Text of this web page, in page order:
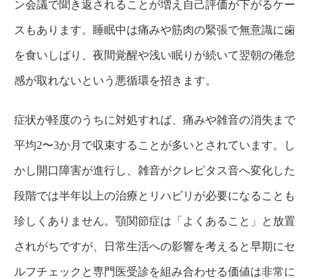
ン会議で聞き返されることが増え自己評価が下がるケー
スもあります。睡眠中は痛みや筋肉の緊張で無意識に歯
を食いしばり、夜間覚醒や浅い眠りが続いて翌朝の倦怠
感が取れないという悪循環を招きます。
症状が軽度のうちに対処すれば、痛みや雑音の消失まで
平均2〜3か月で収束することが多いとされています。し
かし開口障害が進行し、雑音がクレピタス音へ変化した
段階では半年以上の治療とリハビリが必要になることも
珍しくありません。顎関節症は「よくあること」と放置
されがちですが、日常生活への影響を考えると早期にセ
ルフチェックと専門医受診を組み合わせる価値は非常に